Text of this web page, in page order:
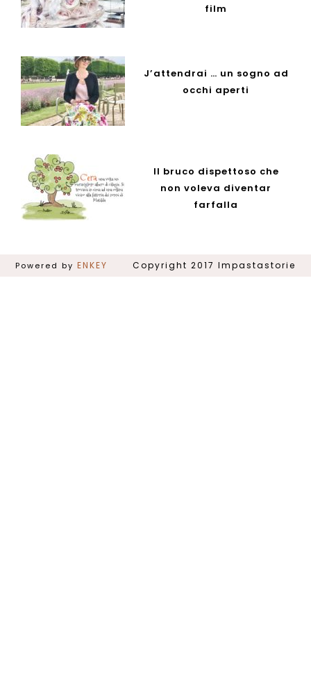
film
J’attendrai … un sogno ad
occhi aperti
Il bruco dispettoso che
non voleva diventar
farfalla
Powered byENKEY